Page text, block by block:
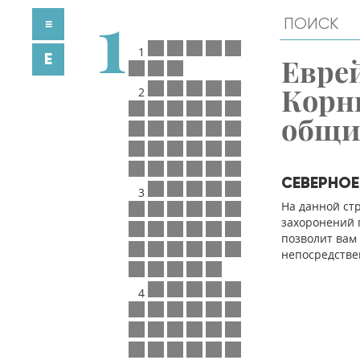
На данной
захоронений
позволит
1 1
2
3
4
≡
E